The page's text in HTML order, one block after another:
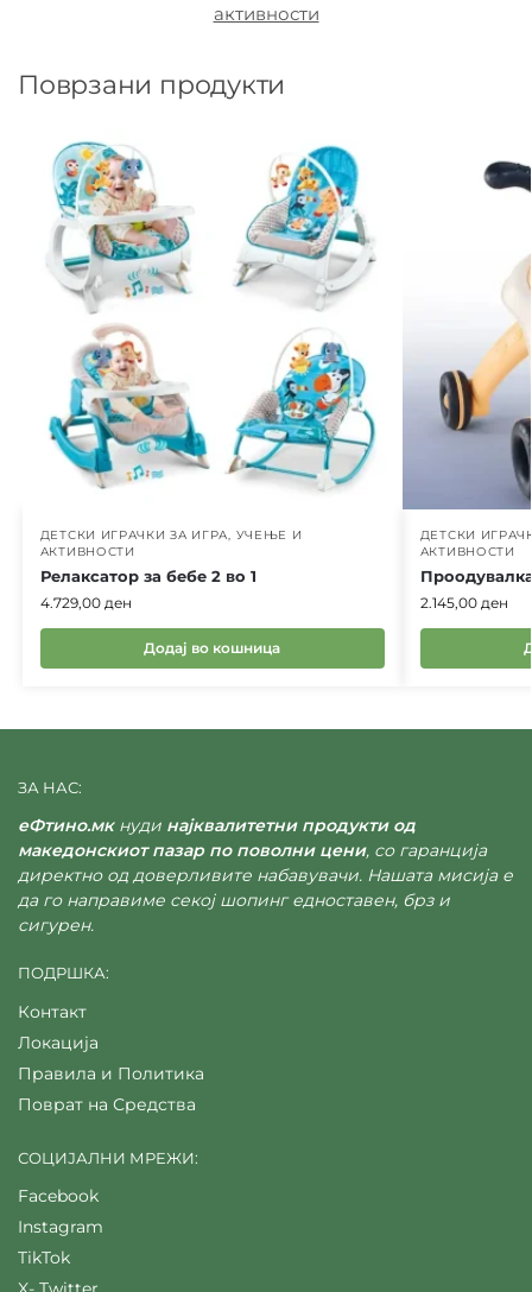
активности
Поврзани продукти
ДЕТСКИ ИГРАЧКИ ЗА ИГРА, УЧЕЊЕ И
АКТИВНОСТИ
Релаксатор за бебе 2 во 1
4.729,00 ден
Додај во кошница
ДЕТСКИ
АКТИВНОСТИ
2.145,00 ден
ЗА НАС:
еФтино.мкнуди најквалитетни продукти од
македонскиот пазар по поволни цени, со гаранција
директно од доверливите набавувачи. Нашата мисија е
да го направиме секој шопинг едноставен, брз и
сигурен.
ПОДРШКА:
Контакт
Локација
Правила и Политика
Поврат на Средства
СОЦИЈАЛНИ МРЕЖИ:
Facebook
Instagram
TikTok